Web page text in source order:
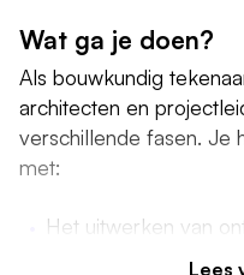
Wat ga je doen?
Als bouwkundig
architecten en
verschillende fasen. Je
met:
Het uitwerken van
Lees